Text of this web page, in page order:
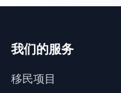
我们的服务
移民项目